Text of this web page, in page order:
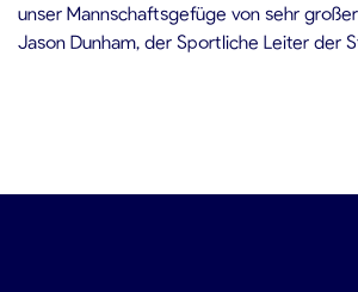
unser Mannschaftsgefüge von sehr
Jason Dunham, der Sportliche Leiter der